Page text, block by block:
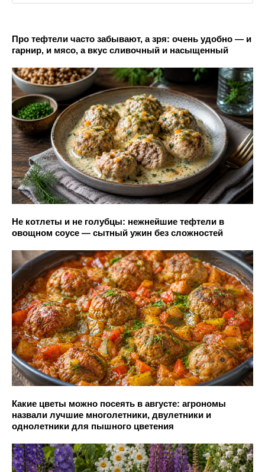
Про тефтели часто забывают, а зря: очень удобно — и
гарнир, и мясо, а вкус сливочный и насыщенный
Не котлеты и не голубцы: нежнейшие тефтели в
овощном соусе — сытный ужин без сложностей
Какие цветы можно посеять в августе: агрономы
назвали лучшие многолетники, двулетники и
однолетники для пышного цветения